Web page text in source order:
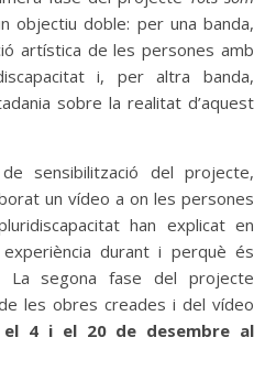
objectiu doble: per una banda,
artística de les persones amb
i, per altra banda,
sobre la realitat d’aquest
sensibilització del projecte,
un vídeo a on les persones
han explicat en
durant i perquè és
La segona fase del projecte
les obres creades i del vídeo
el 4 i el 20 de desembre al